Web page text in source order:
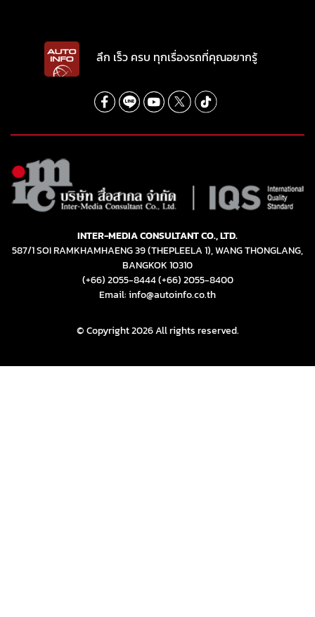
ลึก เร็ว ครบ ทุกเรื่องรถที่คุณอยากรู้
INTER-MEDIA CONSULTANT CO., LTD.
587/1 SOI RAMKHAMHAENG 39 (THEPLEELA 1), WANG THONGLANG,
BANGKOK 10310
(+66) 2055-8444(+66) 2055-8400
Email: info@autoinfo.co.th
© Copyright 2026 All rights reserved.